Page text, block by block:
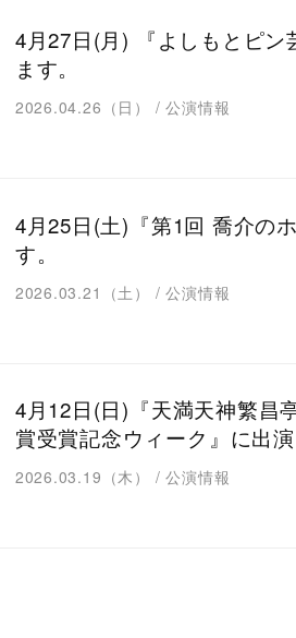
4月27日(月) 『よしもとピン
ます。
2026.04.26（日） /公演情報
4月25日(土)『第1回 喬介の
す。
2026.03.21（土） /公演情報
4月12日(日)『天満天神繁昌
賞受賞記念ウィーク』に出演
2026.03.19（木） /公演情報